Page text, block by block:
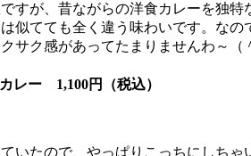
が、昔ながらの洋食カレーを独
てても全く違う味わいです。な
サク感があってたまりませんわ～（
レー 1,100円（税込）
いたので、やっぱりこっちにしち